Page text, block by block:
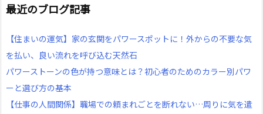
最近のブログ記事
【住まいの運気】家の玄関をパワースポットに！外からの不要な気
を払い、良い流れを呼び込む天然石
パワーストーンの色が持つ意味とは？初心者のためのカラー別パワ
ーと選び方の基本
【仕事の人間関係】職場での頼まれごとを断れない…周りに気を遣